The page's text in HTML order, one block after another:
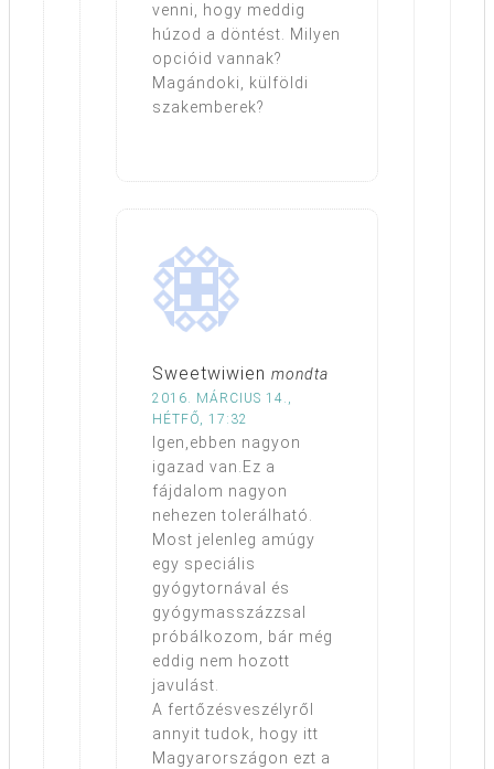
venni, hogy meddig
húzod a döntést. Milyen
opcióid vannak?
Magándoki, külföldi
szakemberek?
Sweetwiwien mondta
2016. MÁRCIUS 14.,
HÉTFŐ, 17:32
Igen,ebben nagyon
igazad van.Ez a
fájdalom nagyon
nehezen tolerálható.
Most jelenleg amúgy
egy speciális
gyógytornával és
gyógymasszázzsal
próbálkozom, bár még
eddig nem hozott
javulást.
A fertőzésveszélyről
annyit tudok, hogy itt
Magyarországon ezt a